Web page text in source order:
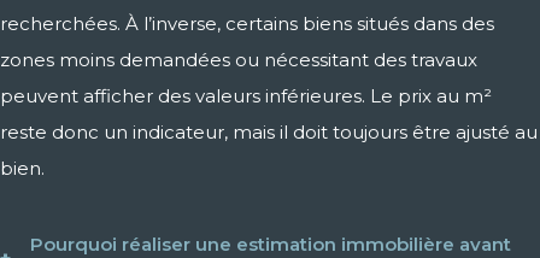
recherchées. À l’inverse, certains biens situés dans des
zones moins demandées ou nécessitant des travaux
peuvent afficher des valeurs inférieures. Le prix au m²
reste donc un indicateur, mais il doit toujours être ajusté au
bien.
Pourquoi réaliser une estimation immobilière avant